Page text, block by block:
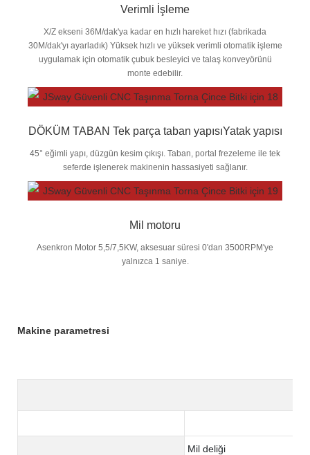
Verimli İşleme
X/Z ekseni 36M/dak'ya kadar en hızlı hareket hızı (fabrikada
30M/dak'yı ayarladık) Yüksek hızlı ve yüksek verimli otomatik işleme
uygulamak için otomatik çubuk besleyici ve talaş konveyörünü
monte edebilir.
DÖKÜM TABAN Tek parça taban yapısıYatak yapısı
45° eğimli yapı, düzgün kesim çıkışı. Taban, portal frezeleme ile tek
seferde işlenerek makinenin hassasiyeti sağlanır.
Mil motoru
Asenkron Motor 5,5/7,5KW, aksesuar süresi 0'dan 3500RPM'ye
yalnızca 1 saniye.
Makine parametresi
Mil deliği